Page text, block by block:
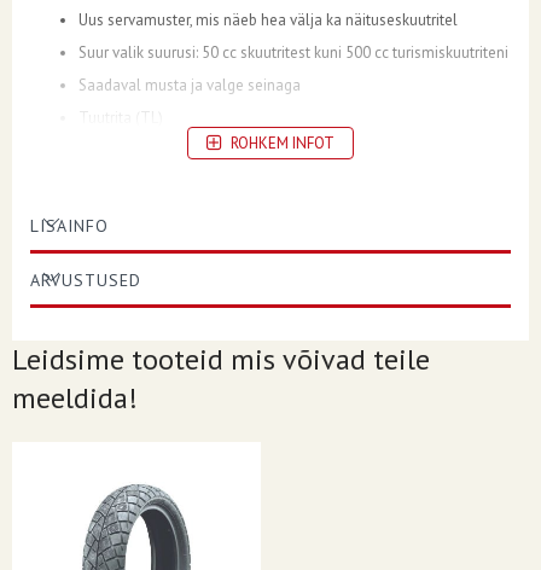
Uus servamuster, mis näeb hea välja ka näituseskuutritel
Suur valik suurusi: 50 cc skuutritest kuni 500 cc turismiskuutriteni
Saadaval musta ja valge seinaga
SUHTARV
70
ASUKOHT
Esi
REEHV SUURUS
PROTEKTORI MUSTER/MUDEL
ROHKEM INFOT
LISAINFO
ARVUSTUSED
Leidsime tooteid mis võivad teile
meeldida!